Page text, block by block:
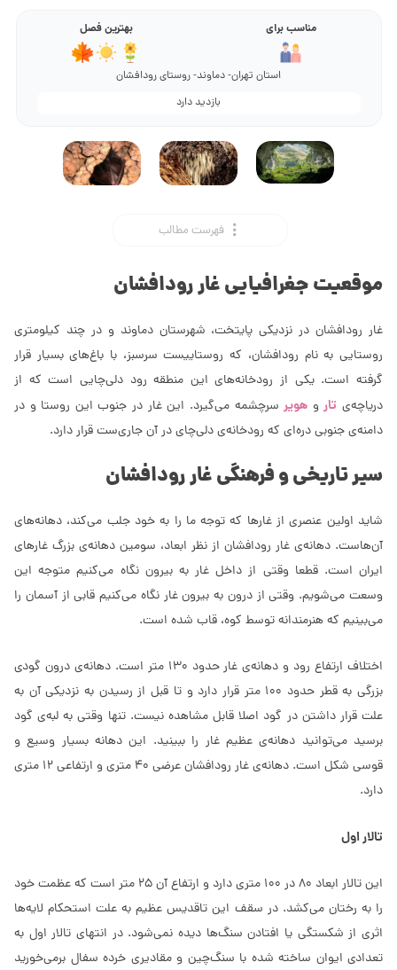
مناسب برای بهترین فصل
استان تهران- دماوند- روستای رودافشان
بازدید دارد
فهرست مطالب
موقعیت جغرافیایی غار رودافشان
غار رودافشان در نزدیکی پایتخت، شهرستان دماوند و در چند کیلومتری
روستایی به نام رودافشان، که روستاییست سرسبز، با باغ‌های بسیار قرار
گرفته است. یکی از رودخانه‌های این منطقه رود دلی‌چایی است که از
دریاچه‌ی تارو هویرسرچشمه می‌گیرد. این غار در جنوب این روستا و در
دامنه‌ی جنوبی دره‌ای که رودخانه‌ی دلی‌چای در آن جاری‌ست قرار دارد.
سیر تاریخی و فرهنگی غار رودافشان
شاید اولین عنصری از غار‌ها که توجه ما را به خود جلب می‌کند، دهانه‌های
آن‌هاست. دهانه‌ی غار رودافشان از نظر ابعاد، سومین دهانه‌ی بزرگ غارهای
ایران است. قطعا وقتی از داخل غار به بیرون نگاه می‌کنیم متوجه این
وسعت می‌شویم. وقتی از درون به بیرون غار نگاه می‌کنیم قابی از آسمان را
می‌بینیم که هنرمندانه توسط کوه، قاب شده است.
اختلاف ارتفاع رود و دهانه‌ی غار حدود 130 متر است. دهانه‌ی درون گودی
بزرگی به قطر حدود 100 متر قرار دارد و تا قبل از رسیدن به نزدیکی آن به
علت قرار داشتن در گود اصلا قابل مشاهده نیست. تنها وقتی به لبه‌ی گود
برسید می‌توانید دهانه‌ی عظیم غار را ببینید. این دهانه بسیار وسیع و
قوسی شکل است. دهانه‌ی غار رودافشان عرضی 40 متری و ارتفاعی 12 متری
دارد.
تالار اول
این تالار ابعاد 80 در 100 متری دارد و ارتفاع آن 25 متر است که عظمت خود
را به رختان می‌کشد. در سقف این تاقدیس عظیم به علت استحکام لایه‌ها
اثری از شکستگی یا افتادن سنگ‌ها دیده نمی‌شود. در انتهای تالار اول به
تعدادی ایوان ساخته شده با سنگ‌چین و مقادیری خرده سفال برمی‌خورید